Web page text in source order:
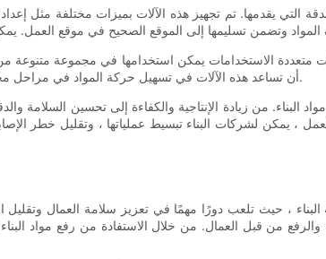
التي يقدمها. تم تجهيز هذه الآلات بميزات مختلفة مثل
متعددة الاستخدامات يمكن استخدامها في مجموعة
أن تساعد هذه الآلات في تسهيل حركة المواد في مراحل مختلفة من البناء. قابلية التكيف تجعلهم أصلًا قيمة لطواقم البناء من جميع الأحجام والتخصصات.
البناء. من زيادة الإنتاجية والكفاءة إلى تحسين
، يمكن لشركات البناء تبسيط عملياتها ، وتقليل خطر
، حيث تلعب دورًا مهمًا في تعزيز سلامة العمال
والرفع من قبل العمال. من خلال الاستفادة من رفع مواد